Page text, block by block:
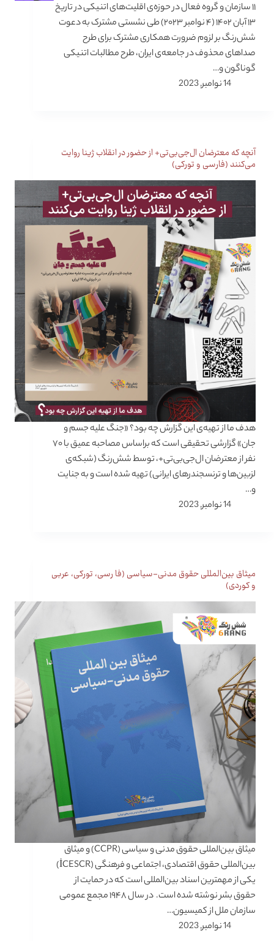
۱۱ سازمان و گروه فعال در حوزه‌ی اقلیت‌های اتنیکی در تاریخ
۱۳ آبان ۱۴۰۲ (۴ نوامبر ۲۰۲۳) طی نشستی مشترک به دعوت
شش‌رنگ بر لزوم ضرورت همکاری مشترک برای طرح
صداهای محذوف در جامعه‌ی ایران، طرح مطالبات اتنیکی
گوناگون و…
14 نوامبر, 2023
آنچه که معترضان ال‌جی‌بی‌تی+ از حضور در انقلاب ژینا روایت
می‌کنند (فارسی و تورکی)
هدف ما از تهیه‌ی این گزارش چه بود؟ «جنگ علیه جسم و
جان» گزارشی تحقیقی است که براساس مصاحبه عمیق با ۷۰
نفر از معترضان ال‌جی‌بی‌تی+، توسط شش‌رنگ (شبکه‌ی
لزبین‌ها و ترنسجندرهای ایرانی) تهیه شده است و به جنایت
و…
14 نوامبر, 2023
میثاق بین‌المللی حقوق مدنی-سیاسی (فا رسی، تورکی، عربی
و کوردی)
میثاق بین‌المللی حقوق مدنی و سیاسی (CCPR) و میثاق
بین‌المللی حقوق اقتصادی، اجتماعی و فرهنگی (İCESCR)
یکی از مهمترین اسناد بین‌المللی است که در حمایت از
حقوق بشر نوشته شده است. در سال ۱۹۴۸ مجمع عمومی
سازمان ملل از کمیسیون…
14 نوامبر, 2023